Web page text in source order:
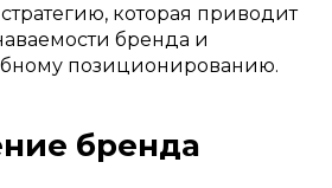
которая приводит
бренда и
позиционированию.
бренда